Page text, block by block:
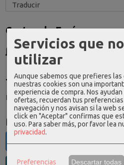
Costes de Envío
GRATIS *
Consultar Destinos
Tu Carrito (0)
El carrito de la compra está vacío
Redes Sociales
Twitter
Servicios que
utilizar
Aunque sabemos que prefieres
nuestras cookies son una
experiencia de compra. Nos
ofertas, recuerdan tus
navegación y nos avisan si la web
click en "Aceptar" confirmas que
uso. Para saber más, por favor lea
privacidad.
Preferencias Descartar todas